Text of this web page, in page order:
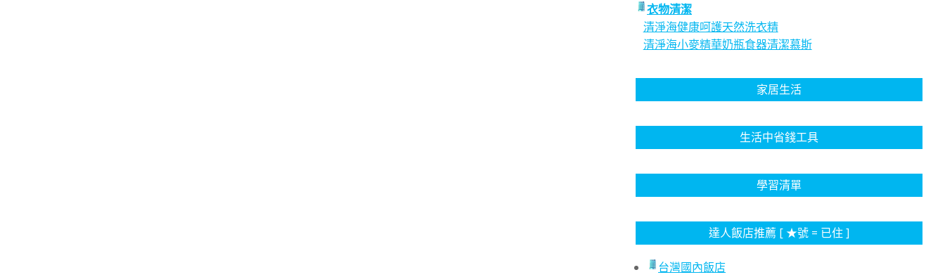
衣物清潔
清淨海健康呵護天然洗衣精
清淨海小麥精華奶瓶食器清潔慕斯
家居生活
生活中省錢工具
學習清單
達人飯店推薦 [ ★號 = 已住 ]
台灣國內飯店